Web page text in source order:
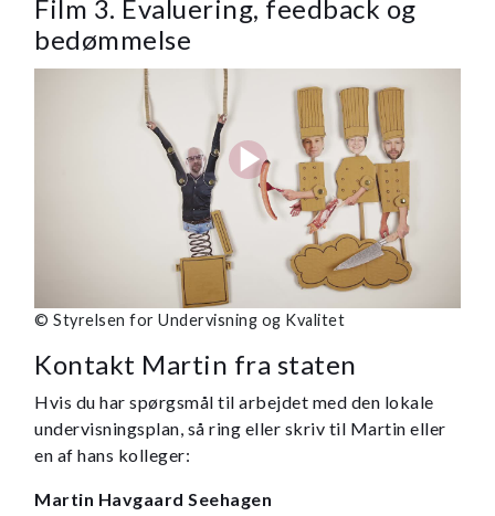
Film 3. Evaluering, feedback og
bedømmelse
© Styrelsen for Undervisning og Kvalitet
Kontakt Martin fra staten
Hvis du har spørgsmål til arbejdet med den lokale
undervisningsplan, så ring eller skriv til Martin eller
en af hans kolleger:
Martin Havgaard Seehagen